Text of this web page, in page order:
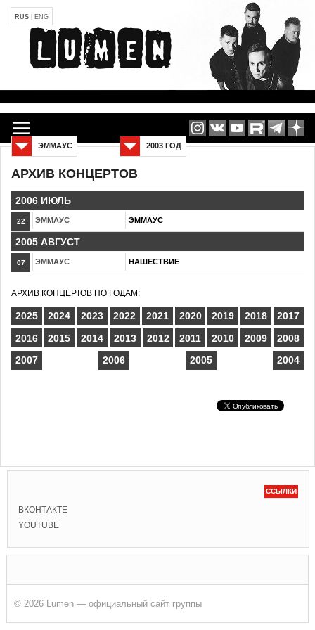
RUS ENG
АРХИВ КОНЦЕРТОВ
2003 ГОД
ЭММАУС
2006 ИЮЛЬ
22 ЭММАУС ЭММАУС
2005 АВГУСТ
07 ЭММАУС НАШЕСТВИЕ
АРХИВ КОНЦЕРТОВ ПО ГОДАМ:
2025 2024 2023 2022 2021 2020 2019 2018
2017
2016
2015 2014 2013 2012 2011 2010 2009
2008
2007
2006 2005 2004
ССЫЛКИ
ВКОНТАКТЕ
YOUTUBE
© 2026 Lumen — официальный сайт группы